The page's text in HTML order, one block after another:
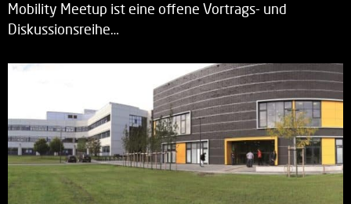
Mobility Meetup ist eine offene Vortrags- und
Diskussionsreihe…